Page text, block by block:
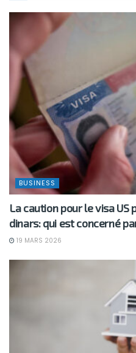
BUSINESS
La caution pour le visa
dinars: qui est concerné
19 MARS 2026